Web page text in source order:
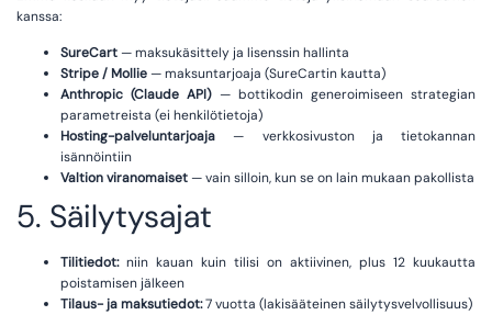
kanssa:
SureCart— maksukäsittely ja lisenssin hallinta
Stripe / Mollie— maksuntarjoaja (SureCartin kautta)
Anthropic (Claude API)— bottikodin generoimiseen strategian
parametreista (ei henkilötietoja)
Hosting-palveluntarjoaja — verkkosivuston ja tietokannan
isännöintiin
Valtion viranomaiset— vain silloin, kun se on lain mukaan pakollista
5. Säilytysajat
Tilitiedot:niin kauan kuin tilisi on aktiivinen, plus 12 kuukautta
poistamisen jälkeen
Tilaus- ja maksutiedot:7 vuotta (lakisääteinen säilytysvelvollisuus)